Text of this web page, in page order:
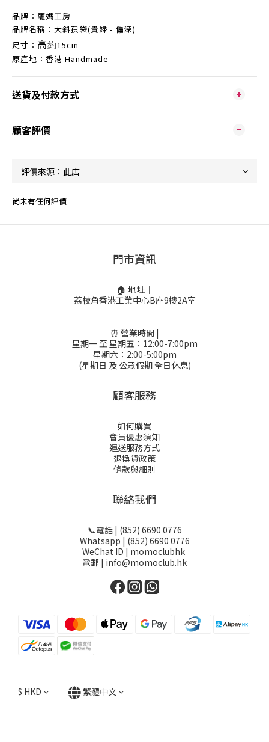
品牌：寵媽工房
品牌名稱：大斜孭袋(貴婦 - 偏深)
尺寸： 高約15cm
原產地：香港 Handmade
送貨及付款方式
顧客評價
尚未有任何評價
門市資訊
🏠 地址｜
荔枝角香港工業中心B座9樓2A室
⏰ 營業時間 |
星期一 至 星期五：12:00-7:00pm
星期六：2:00-5:00pm
(星期日 及 公眾假期 全日休息)
顧客服務
如何購買
會員優惠須知
運送服務方式
退換貨政策
條款與細則
聯絡我們
📞電話 | (852) 6690 0776
Whatsapp | (852) 6690 0776
WeChat ID | momoclubhk
電郵 | info@momoclub.hk
$ HKD 繁體中文